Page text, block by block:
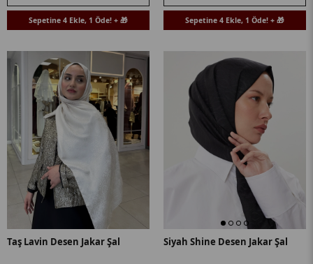
Sepetine 4 Ekle, 1 Öde! + 🎁 Sepetine 4 Ekle, 1 Öde! + 🎁
Taş Lavin Desen Jakar Şal Siyah Shine Desen Jakar Şal